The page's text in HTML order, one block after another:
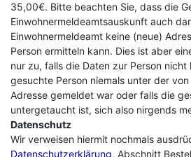
35,00€. Bitte beachten Sie, dass die
Einwohnermeldeamtsauskunft auch
Einwohnermeldeamt keine (neue)
Person ermitteln kann. Dies ist aber
nur zu, falls die Daten zur Person
gesuchte Person niemals unter der
Adresse gemeldet war oder falls die
untergetaucht ist, sich also nirgends
Datenschutz
Wir verweisen hiermit nochmals
Datenschutzerklärung, Abschnitt